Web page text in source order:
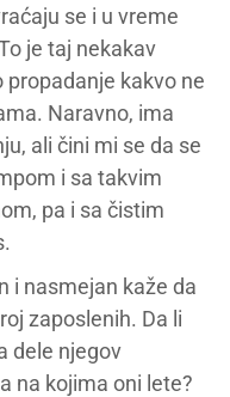
se i u vreme
je taj nekakav
kakvo ne
Naravno, ima
ali čini mi se da se
i sa takvim
pa i sa čistim
i nasmejan kaže da
zaposlenih. Da li
dele njegov
na kojima oni lete?